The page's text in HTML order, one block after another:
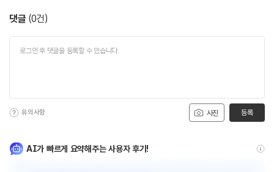
댓글 (0건)
사진
유의사항 등록
AI가 빠르게 요약해주는 사용자 후기!